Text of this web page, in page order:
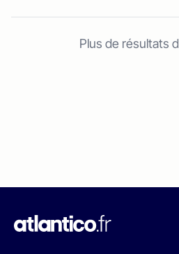
Plus de résultats